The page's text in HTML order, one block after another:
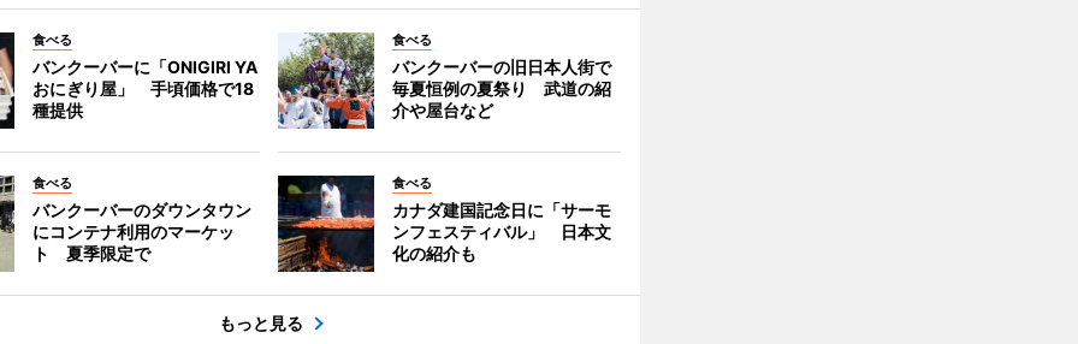
食べる
バンクーバーに「ONIGIRI YA
おにぎり屋」 手頃価格で18
種提供
食べる
バンクーバーの旧日本人街で
毎夏恒例の夏祭り 武道の紹
介や屋台など
食べる
バンクーバーのダウンタウン
にコンテナ利用のマーケッ
ト 夏季限定で
食べる
カナダ建国記念日に「サーモ
ンフェスティバル」 日本文
化の紹介も
もっと見る